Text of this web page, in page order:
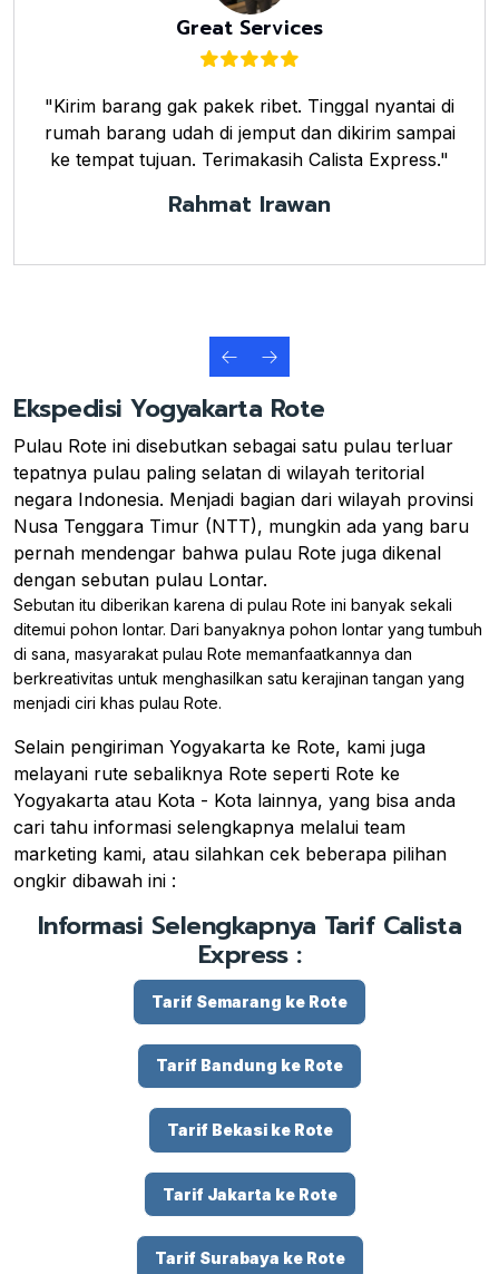
Great Services
"Kirim barang gak pakek ribet. Tinggal nyantai di
rumah barang udah di jemput dan dikirim sampai
ke tempat tujuan. Terimakasih Calista Express."
Rahmat Irawan
Ekspedisi Yogyakarta Rote
Pulau Rote ini disebutkan sebagai satu pulau terluar
tepatnya pulau paling selatan di wilayah teritorial
negara Indonesia. Menjadi bagian dari wilayah provinsi
Nusa Tenggara Timur (NTT), mungkin ada yang baru
pernah mendengar bahwa pulau Rote juga dikenal
dengan sebutan pulau Lontar.
Sebutan itu diberikan karena di pulau Rote ini banyak sekali
ditemui pohon lontar. Dari banyaknya pohon lontar yang tumbuh
di sana, masyarakat pulau Rote memanfaatkannya dan
berkreativitas untuk menghasilkan satu kerajinan tangan yang
menjadi ciri khas pulau Rote.
Selain pengiriman Yogyakarta ke Rote, kami juga
melayani rute sebaliknya Rote seperti Rote ke
Yogyakarta atau Kota - Kota lainnya, yang bisa anda
cari tahu informasi selengkapnya melalui team
marketing kami, atau silahkan cek beberapa pilihan
ongkir dibawah ini :
Informasi Selengkapnya Tarif Calista
Express :
Tarif Semarang ke Rote
Tarif Bandung ke Rote
Tarif Bekasi ke Rote
Tarif Jakarta ke Rote
Tarif Surabaya ke Rote